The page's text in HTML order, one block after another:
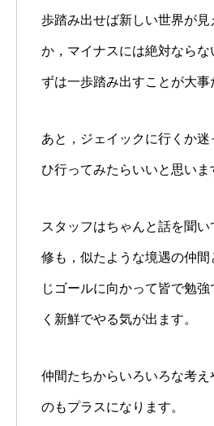
歩踏み出せば新しい世界が見
か，マイナスには絶対ならな
ずは一歩踏み出すことが大事
あと，ジェイックに行くか
ひ行ってみたらいいと思いま
スタッフはちゃんと話を聞
修も，似たような境遇の仲間
じゴールに向かって皆で勉
く新鮮でやる気が出ます。
仲間たちからいろいろな考え
のもプラスになります。